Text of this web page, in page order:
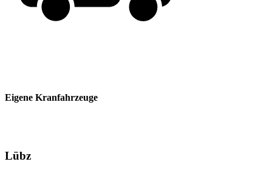
Eigene Kranfahrzeuge
Lübz